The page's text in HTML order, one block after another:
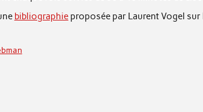
bibliographieproposée par Laurent Vogel sur